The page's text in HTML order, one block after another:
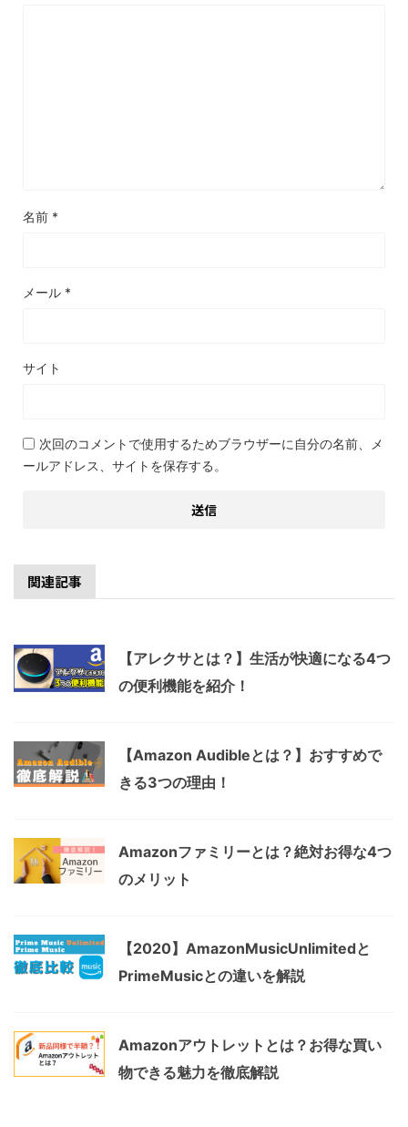
名前 *
メール *
サイト
次回のコメントで使用するためブラウザーに自分の名前、メ
ールアドレス、サイトを保存する。
関連記事
【アレクサとは？】生活が快適になる4つ
の便利機能を紹介！
【Amazon Audibleとは？】おすすめで
きる3つの理由！
Amazonファミリーとは？絶対お得な4つ
のメリット
【2020】AmazonMusicUnlimitedと
PrimeMusicとの違いを解説
Amazonアウトレットとは？お得な買い
物できる魅力を徹底解説